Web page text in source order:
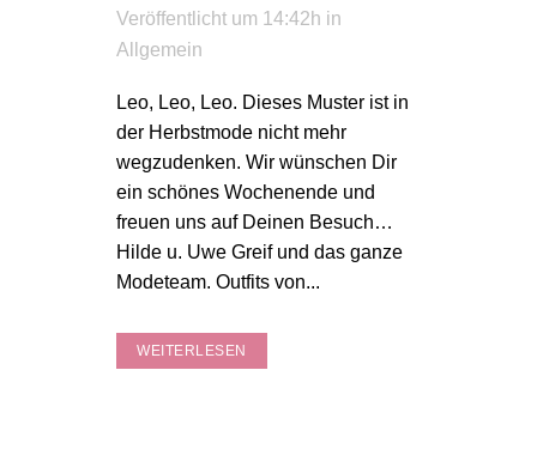
Veröffentlicht um 14:42h in
Allgemein
Leo, Leo, Leo. Dieses Muster ist in
der Herbstmode nicht mehr
wegzudenken. Wir wünschen Dir
ein schönes Wochenende und
freuen uns auf Deinen Besuch…
Hilde u. Uwe Greif und das ganze
Modeteam. Outfits von...
WEITERLESEN